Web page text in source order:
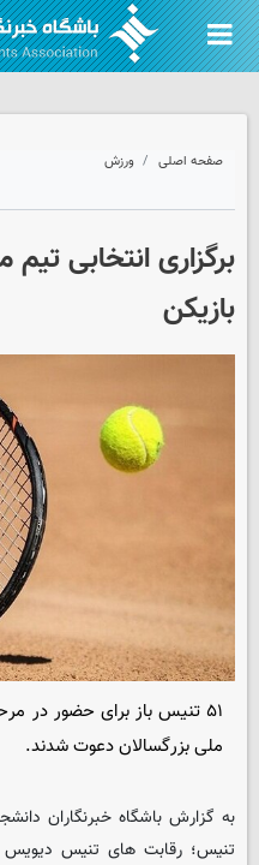
صفحه اصلی ورزش
بازیکن
۵۱ تنیس باز برای حضور در
ملی بزرگسالان دعوت شدند.
به گزارش باشگاه خبرنگاران